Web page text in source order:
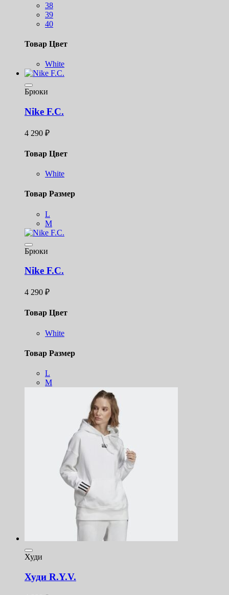
38
39
40
Товар Цвет
White
Брюки
Nike F.C.
4 290 ₽
Товар Цвет
White
Товар Размер
L
M
Брюки
Nike F.C.
4 290 ₽
Товар Цвет
White
Товар Размер
L
M
Худи
Худи R.Y.V.